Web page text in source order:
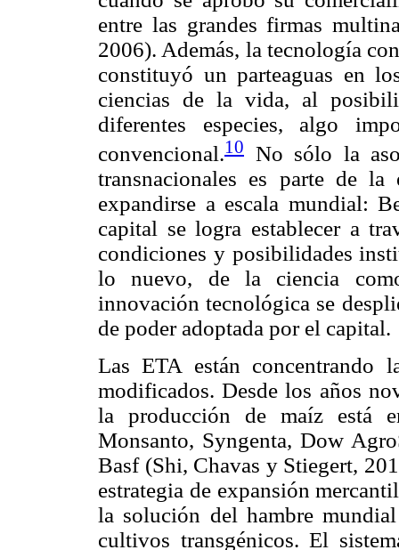
entre las grandes firmas
2006). Además, la tecnología
constituyó un parteaguas en
ciencias de la vida, al
diferentes especies, algo
convencional.10
No sólo la
transnacionales es parte de
expandirse a escala mundial:
capital se logra establecer a
condiciones y posibilidades
lo nuevo, de la ciencia
innovación tecnológica se
de poder adoptada por el capital.
Las ETA están concentrando
modificados. Desde los años
la producción de maíz está
Monsanto, Syngenta, Dow
Basf (Shi, Chavas y Stiegert,
estrategia de expansión
la solución del hambre
cultivos transgénicos. El